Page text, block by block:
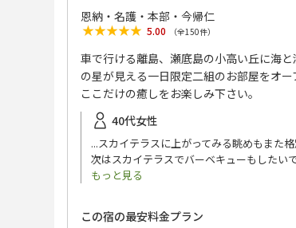
恩納・名護・本部・今帰仁
★★★★★
★★★★★ 5.00 （全150件）
車で行ける離島、瀬底島の小高い丘に海と
の星が見える一日限定二組のお部屋をオー
ここだけの癒しをお楽しみ下さい。
40代女性
...スカイテラスに上がってみる眺めもまた
次はスカイテラスでバーベキューもしたい
もっと見る
この宿の最安料金プラン